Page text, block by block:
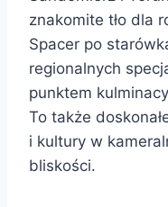
znakomite tło dla
Spacer po
regionalnych
punktem
To także
i kultury w
bliskości.